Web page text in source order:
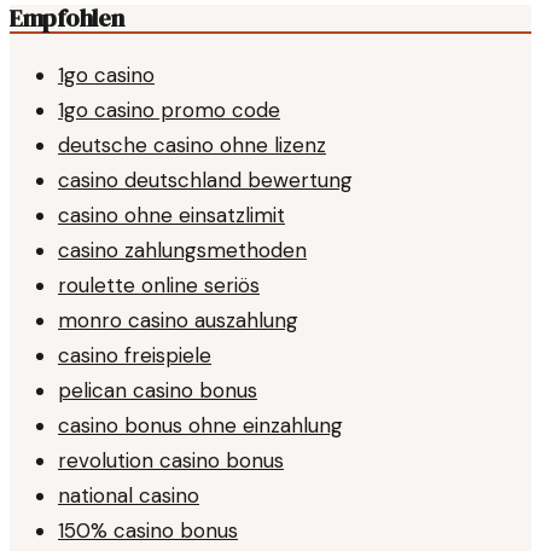
Empfohlen
1go casino
1go casino promo code
deutsche casino ohne lizenz
casino deutschland bewertung
casino ohne einsatzlimit
casino zahlungsmethoden
roulette online seriös
monro casino auszahlung
casino freispiele
pelican casino bonus
casino bonus ohne einzahlung
revolution casino bonus
national casino
150% casino bonus